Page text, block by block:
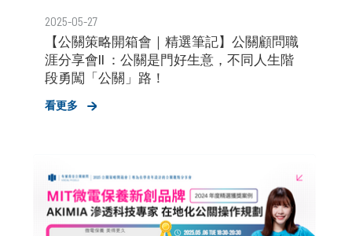
2025-05-27
【公關策略開箱會｜精選筆記】公關顧問職
涯分享會II ：公關是門好生意，不同人生階
段勇闖「公關」路！
看更多